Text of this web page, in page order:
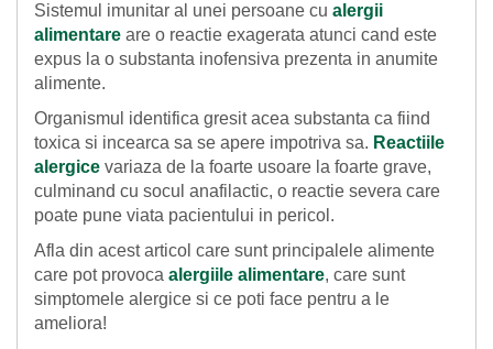
Sistemul imunitar al unei persoane cu alergii
alimentare are o reactie exagerata atunci cand este
expus la o substanta inofensiva prezenta in anumite
alimente.
Organismul identifica gresit acea substanta ca fiind
toxica si incearca sa se apere impotriva sa. Reactiile
alergice variaza de la foarte usoare la foarte grave,
culminand cu socul anafilactic, o reactie severa care
poate pune viata pacientului in pericol.
Afla din acest articol care sunt principalele alimente
care pot provoca alergiile alimentare, care sunt
simptomele alergice si ce poti face pentru a le
ameliora!